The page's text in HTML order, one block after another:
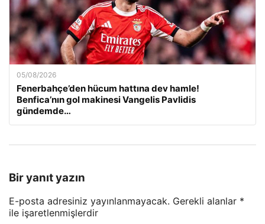
05/08/2026
Fenerbahçe’den hücum hattına dev hamle!
Benfica’nın gol makinesi Vangelis Pavlidis
gündemde…
Bir yanıt yazın
E-posta adresiniz yayınlanmayacak. Gerekli alanlar *
ile işaretlenmişlerdir